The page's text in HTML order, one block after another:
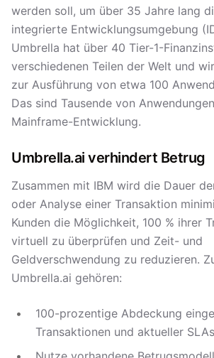
werden soll, um über 35 Jahre lang
integrierte Entwicklungsumgebung
Umbrella hat über 40 Tier-1-
verschiedenen Teilen der Welt und
zur Ausführung von etwa 100
Das sind Tausende von
Mainframe-Entwicklung.
Umbrella.ai verhindert Betrug
Zusammen mit IBM wird die Dauer
oder Analyse einer Transaktion
Kunden die Möglichkeit, 100 % ihrer
virtuell zu überprüfen und Zeit- und
Geldverschwendung zu reduzieren.
Umbrella.ai gehören:
100-prozentige Abdeckung
Transaktionen und aktueller SLAs